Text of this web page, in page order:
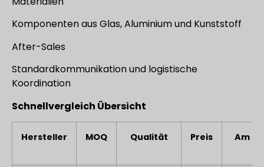
Komponenten aus Glas, Aluminium und Kunststoff
After-Sales
Standardkommunikation und logistische
Koordination
Schnellvergleich Übersicht
Hersteller MOQ Qualität Preis
Am